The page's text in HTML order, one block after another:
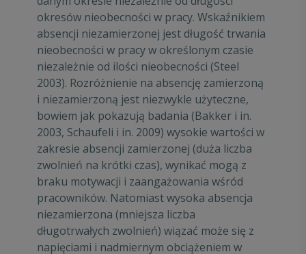
okresów nieobecności w pracy. Wskaźnikiem
absencji niezamierzonej jest długość trwania
nieobecności w pracy w określonym czasie
niezależnie od ilości nieobecności (Steel
2003). Rozróżnienie na absencję zamierzoną
i niezamierzoną jest niezwykle użyteczne,
bowiem jak pokazują badania (Bakker i in.
2003, Schaufeli i in. 2009) wysokie wartości w
zakresie absencji zamierzonej (duża liczba
zwolnień na krótki czas), wynikać mogą z
braku motywacji i zaangażowania wśród
pracowników. Natomiast wysoka absencja
niezamierzona (mniejsza liczba
długotrwałych zwolnień) wiązać może się z
napięciami i nadmiernym obciążeniem w